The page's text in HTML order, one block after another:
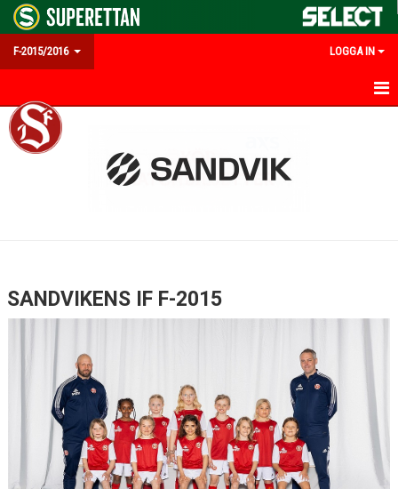
F-2015/2016 LOGGA IN
HEM
DOKUMENT
KONTAKT
SANDVIKENS IF F-2015